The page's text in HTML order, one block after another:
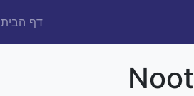
דף הבית
Noot